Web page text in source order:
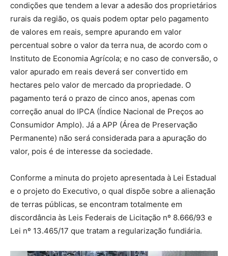
condições que tendem a levar a adesão dos proprietários
rurais da região, os quais podem optar pelo pagamento
de valores em reais, sempre apurando em valor
percentual sobre o valor da terra nua, de acordo com o
Instituto de Economia Agrícola; e no caso de conversão, o
valor apurado em reais deverá ser convertido em
hectares pelo valor de mercado da propriedade. O
pagamento terá o prazo de cinco anos, apenas com
correção anual do IPCA (Índice Nacional de Preços ao
Consumidor Amplo). Já a APP (Área de Preservação
Permanente) não será considerada para a apuração do
valor, pois é de interesse da sociedade.
Conforme a minuta do projeto apresentada à Lei Estadual
e o projeto do Executivo, o qual dispõe sobre a alienação
de terras públicas, se encontram totalmente em
discordância às Leis Federais de Licitação nº 8.666/93 e
Lei nº 13.465/17 que tratam a regularização fundiária.